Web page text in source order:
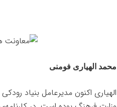
محمد الهیاری فومنی
الهیاری اکنون مدیرعامل بنیاد